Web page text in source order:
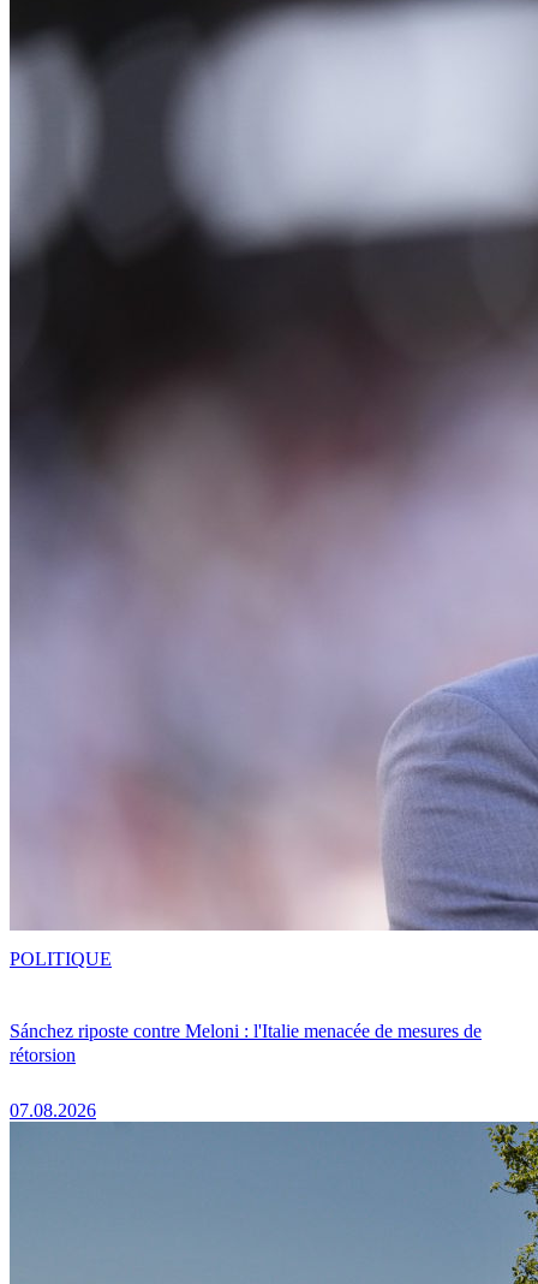
Sánchez riposte contre Meloni : l'Italie menacée de mesures de
rétorsion
07.08.2026
POLITIQUE